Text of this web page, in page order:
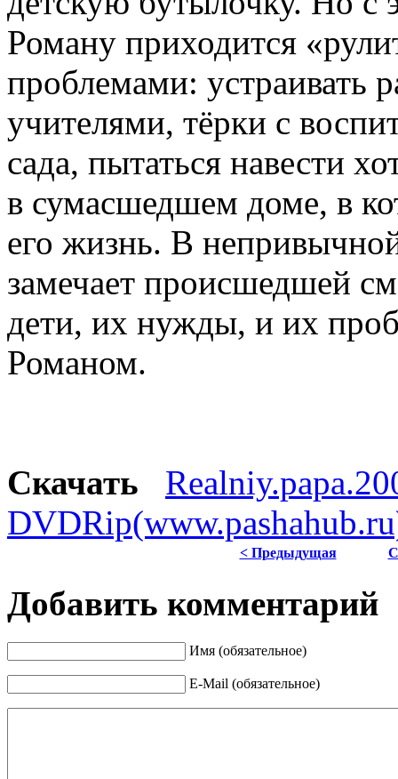
Роману приходится
проблемами: устраивать
учителями, тёрки с
сада, пытаться навести
в сумасшедшем доме, в
его жизнь. В
замечает происшедшей
дети, их нужды, и их
Романом.
Скачать
< Предыдущая
Добавить комментарий
Имя (обязательное)
E-Mail (обязательное)